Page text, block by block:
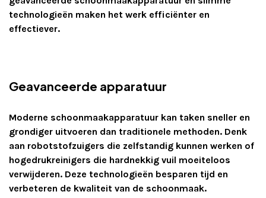
technologieën maken het werk efficiënter en
effectiever.
Geavanceerde apparatuur
Moderne schoonmaakapparatuur kan taken sneller en
grondiger uitvoeren dan traditionele methoden. Denk
aan robotstofzuigers die zelfstandig kunnen werken of
hogedrukreinigers die hardnekkig vuil moeiteloos
verwijderen. Deze technologieën besparen tijd en
verbeteren de kwaliteit van de schoonmaak.